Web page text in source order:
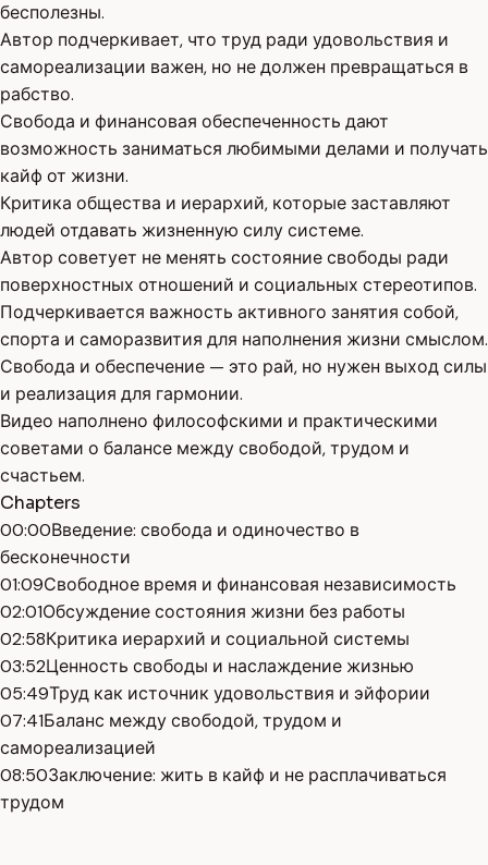
бесполезны.
Автор подчеркивает, что труд ради удовольствия и
самореализации важен, но не должен превращаться в
рабство.
Свобода и финансовая обеспеченность дают
возможность заниматься любимыми делами и получать
кайф от жизни.
Критика общества и иерархий, которые заставляют
людей отдавать жизненную силу системе.
Автор советует не менять состояние свободы ради
поверхностных отношений и социальных стереотипов.
Подчеркивается важность активного занятия собой,
спорта и саморазвития для наполнения жизни смыслом.
Свобода и обеспечение — это рай, но нужен выход силы
и реализация для гармонии.
Видео наполнено философскими и практическими
советами о балансе между свободой, трудом и
счастьем.
Chapters
00:00Введение: свобода и одиночество в
бесконечности
01:09Свободное время и финансовая независимость
02:01Обсуждение состояния жизни без работы
02:58Критика иерархий и социальной системы
03:52Ценность свободы и наслаждение жизнью
05:49Труд как источник удовольствия и эйфории
07:41Баланс между свободой, трудом и
самореализацией
08:50Заключение: жить в кайф и не расплачиваться
трудом